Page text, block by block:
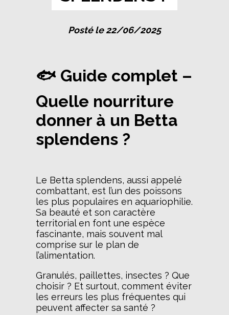
Posté le 22/06/2025
🐟 Guide complet –
Quelle nourriture
donner à un Betta
splendens ?
Le Betta splendens, aussi appelé
combattant, est l’un des poissons
les plus populaires en aquariophilie.
Sa beauté et son caractère
territorial en font une espèce
fascinante, mais souvent mal
comprise sur le plan de
l’alimentation.
Granulés, paillettes, insectes ? Que
choisir ? Et surtout, comment éviter
les erreurs les plus fréquentes qui
peuvent affecter sa santé ?